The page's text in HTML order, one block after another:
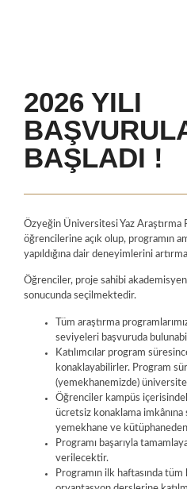
2026 YILI
BAŞLADI !
Özyeğin Üniversitesi Yaz Araştırma
öğrencilerine açık olup, programın
yapıldığına dair deneyimlerini
Öğrenciler, proje sahibi
sonucunda seçilmektedir.
Tüm araştırma
seviyeleri başvuruda
Katılımcılar program
konaklayabilirler. Program
(yemekhanemizde) üniversite
Öğrenciler kampüs
ücretsiz konaklama imkânına
yemekhane ve
Programı başarıyla
verilecektir.
Programın ilk haftasında tüm